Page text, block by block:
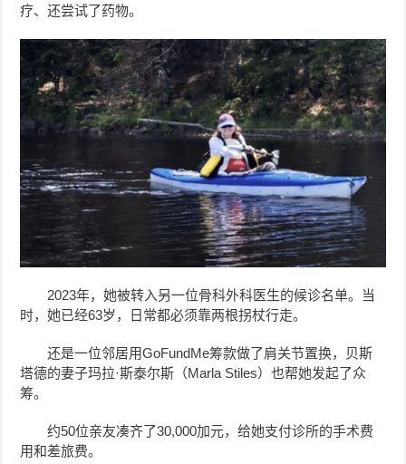
疗、还尝试了药物。
2023年，她被转入另一位骨科外科医生的候诊名单。当
时，她已经63岁，日常都必须靠两根拐杖行走。
还是一位邻居用GoFundMe筹款做了肩关节置换，贝斯
塔德的妻子玛拉·斯泰尔斯（Marla Stiles）也帮她发起了众
筹。
约50位亲友凑齐了30,000加元，给她支付诊所的手术费
用和差旅费。